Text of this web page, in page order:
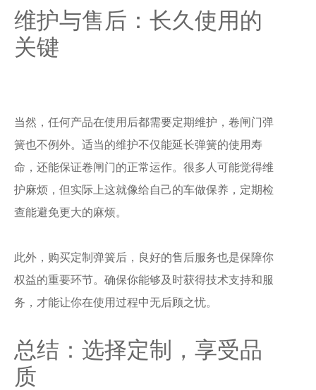
维护与售后：长久使用的
关键
当然，任何产品在使用后都需要定期维护，卷闸门弹
簧也不例外。适当的维护不仅能延长弹簧的使用寿
命，还能保证卷闸门的正常运作。很多人可能觉得维
护麻烦，但实际上这就像给自己的车做保养，定期检
查能避免更大的麻烦。
此外，购买定制弹簧后，良好的售后服务也是保障你
权益的重要环节。确保你能够及时获得技术支持和服
务，才能让你在使用过程中无后顾之忧。
总结：选择定制，享受品
质